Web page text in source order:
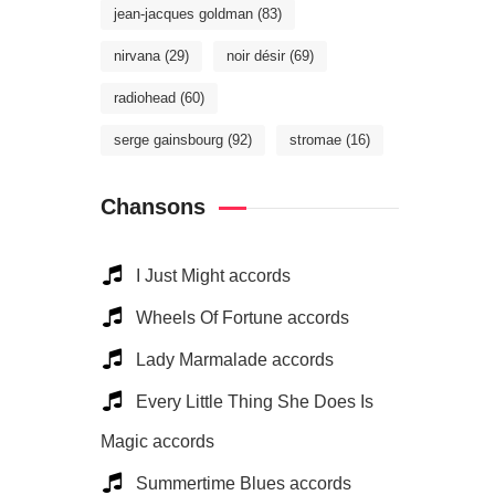
jean-jacques goldman (83)
nirvana(29) noir désir (69)
radiohead (60)
serge gainsbourg (92) stromae (16)
Chansons
I Just Might accords
Wheels Of Fortune accords
Lady Marmalade accords
Every Little Thing She Does Is
Magic accords
Summertime Blues accords